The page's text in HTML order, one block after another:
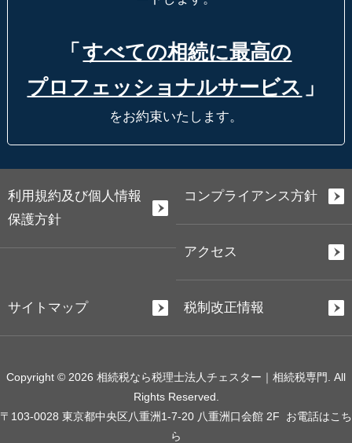
「 すべての相続に最高の
プロフェッショナルサービス 」
をお約束いたします。
利用規約及び個人情報
保護方針
コンプライアンス方針
アクセス
サイトマップ 税制改正情報
Copyright © 2026 相続税なら税理士法人チェスター｜相続税専門. All
Rights Reserved.
〒103-0028 東京都中央区八重洲1-7-20 八重洲口会館 2F お電話はこち
ら